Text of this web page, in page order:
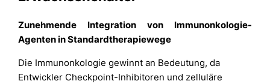
Zunehmende Integration von Immunonkologie-
Agenten in Standardtherapiewege
Die Immunonkologie gewinnt an Bedeutung, da
Entwickler Checkpoint-Inhibitoren und zelluläre